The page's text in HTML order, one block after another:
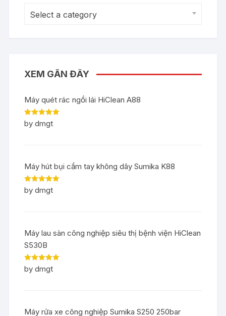
Select a category
XEM GẦN ĐÂY
Máy quét rác ngồi lái HiClean A88
Rated5out
of 5
by dmgt
Máy hút bụi cầm tay không dây Sumika K88
Rated5out
of 5
by dmgt
Máy lau sàn công nghiệp siêu thị bệnh viện HiClean
S530B
Rated5out
of 5
by dmgt
Máy rửa xe công nghiệp Sumika S250 250bar